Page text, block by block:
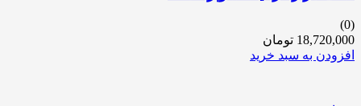
(0)
18,720,000 تومان
افزودن به سبد خرید